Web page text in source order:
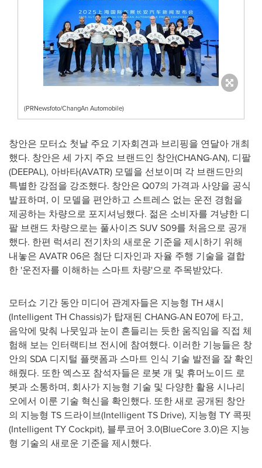
(PRNewsfoto/ChangAn Automobile)
창안은 모터쇼 첫날 주요 기자회견과 브리핑을 연달아 개최
했다. 창안은 세 가지 주요 브랜드인 창안(CHANG-AN), 디팔
(DEEPAL), 아바타(AVATR) 모델을 선보이며 각 브랜드만의
특별한 강점을 강조했다. 창안은 Q07의 가격과 사양을 공식
발표하며, 이 모델을 편안하고 스트레스 없는 운전 경험을
제공하는 차량으로 포지셔닝했다. 젊은 소비자를 겨냥한 디
팔 브랜드 차량으로는 풀사이즈 SUV S09를 처음으로 공개
했다. 한편 럭셔리 전기차의 새로운 기준을 제시하기 위해
내놓은 AVATR 06은 첨단 디자인과 자율 주행 기술을 결합
한 '운전자를 이해하는 스마트 차량'으로 주목받았다.
모터쇼 기간 동안 미디어 관계자들은 지능형 TH 섀시
(Intelligent TH Chassis)가 탑재된 CHANG-AN E07에 타고,
음악에 맞춰 나뭇잎과 눈이 흔들리는 듯한 움직임을 직접 체
험해 보는 인터랙티브 전시에 참여했다. 이러한 기능들은 창
안의 SDA 디지털 플랫폼과 스마트 인식 기술 발전을 잘 확인
해줬다. 또한 엑스포 참석자들은 로봇 개 및 휴머노이드 로
봇과 소통하며, 회사가 지능형 기술 및 다양한 활용 시나리
오에서 이룬 기술 혁신을 확인했다. 또한 새로 공개된 창안
의 지능형 TS 드라이브(Intelligent TS Drive), 지능형 TY 콕핏
(Intelligent TY Cockpit), 블루코어 3.0(BlueCore 3.0)은 지능
형 기술의 새로운 기준을 제시했다.